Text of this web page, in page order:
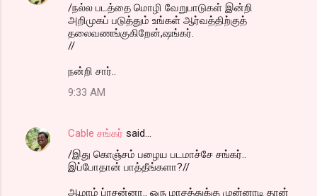
/நல்ல படத்தை மொழி வேறுபாடுகள் இன்றி
அறிமுகப் படுத்தும் உங்கள் ஆர்வத்திற்குத்
தலைவணங்குகிறேன்,ஷங்கர்.
//
நன்றி சார்..
9:33 AM
Cable சங்கர் said…
/இது கொஞ்சம் பழைய படமாச்சே சங்கர்..
இப்போதான் பாத்தீங்களா?//
ஆமாம் ப்ரசன்னா.. ஒரு மாசத்துக்கு முன்னாடி தான்